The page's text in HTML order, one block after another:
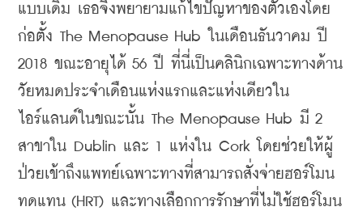
แบบเดิม เธอจึงพยายามแก้ไขปัญหาของตัวเองโดย
ก่อตั้ง The Menopause Hub ในเดือนธันวาคม ปี
2018 ขณะอายุได้ 56 ปี ที่นี่เป็นคลินิกเฉพาะทางด้าน
วัยหมดประจำเดือนแห่งแรกและแห่งเดียวใน
ไอร์แลนด์ในขณะนั้น The Menopause Hub มี 2
สาขาใน Dublin และ 1 แห่งใน Cork โดยช่วยให้ผู้
ป่วยเข้าถึงแพทย์เฉพาะทางที่สามารถสั่งจ่ายฮอร์โมน
ทดแทน (HRT) และทางเลือกการรักษาที่ไม่ใช้ฮอร์โมน